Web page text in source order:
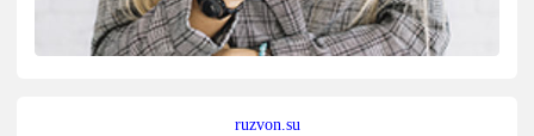
ruzvon.su